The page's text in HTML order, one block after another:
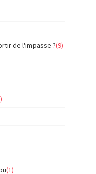
de l'impasse ?(9)
(1)